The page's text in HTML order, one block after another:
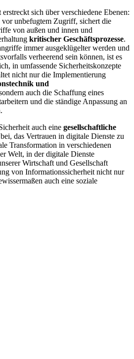
sich über verschiedene Ebenen:
vor unbefugtem Zugriff, sichert die
von außen und innen und
kritischer Geschäftsprozesse.
immer ausgeklügelter werden und
verheerend sein können, ist es
in umfassende Sicherheitskonzepte
nicht nur die Implementierung
und
auch die Schaffung eines
und die ständige Anpassung an
auch eine gesellschaftliche
das Vertrauen in digitale Dienste zu
Transformation in verschiedenen
Welt, in der digitale Dienste
Wirtschaft und Gesellschaft
von Informationssicherheit nicht nur
auch eine soziale